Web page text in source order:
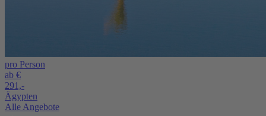
pro Person
ab €
291,-
Ägypten
Alle Angebote